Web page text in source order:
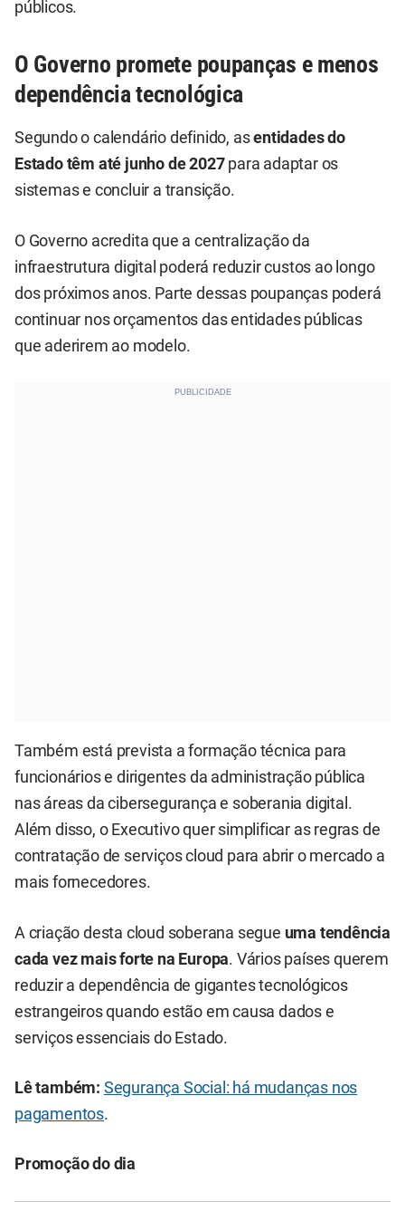
públicos.
O Governo promete poupanças e menos
dependência tecnológica
Segundo o calendário definido, asentidades do
Estado têm até junho de 2027para adaptar os
sistemas e concluir a transição.
O Governo acredita que a centralização da
infraestrutura digital poderá reduzir custos ao longo
dos próximos anos. Parte dessas poupanças poderá
continuar nos orçamentos das entidades públicas
que aderirem ao modelo.
Também está prevista a formação técnica para
funcionários e dirigentes da administração pública
nas áreas da cibersegurança e soberania digital.
Além disso, o Executivo quer simplificar as regras de
contratação de serviços cloud para abrir o mercado a
mais fornecedores.
A criação desta cloud soberana segue uma tendência
cada vez mais forte na Europa. Vários países querem
reduzir a dependência de gigantes tecnológicos
estrangeiros quando estão em causa dados e
serviços essenciais do Estado.
Lê também: Segurança Social: há mudanças nos
pagamentos.
Promoção do dia